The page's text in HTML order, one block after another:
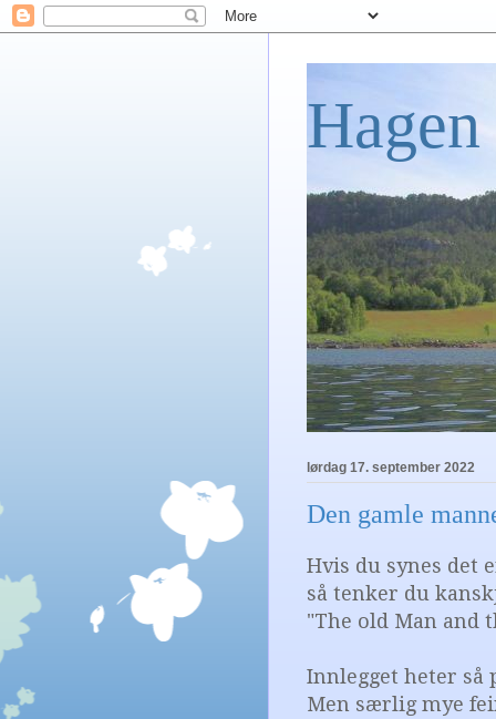
lørdag 17. september 2022
Den gamle
Hvis du synes det
så tenker du
"The old Man and
Innlegget heter så
Men særlig mye